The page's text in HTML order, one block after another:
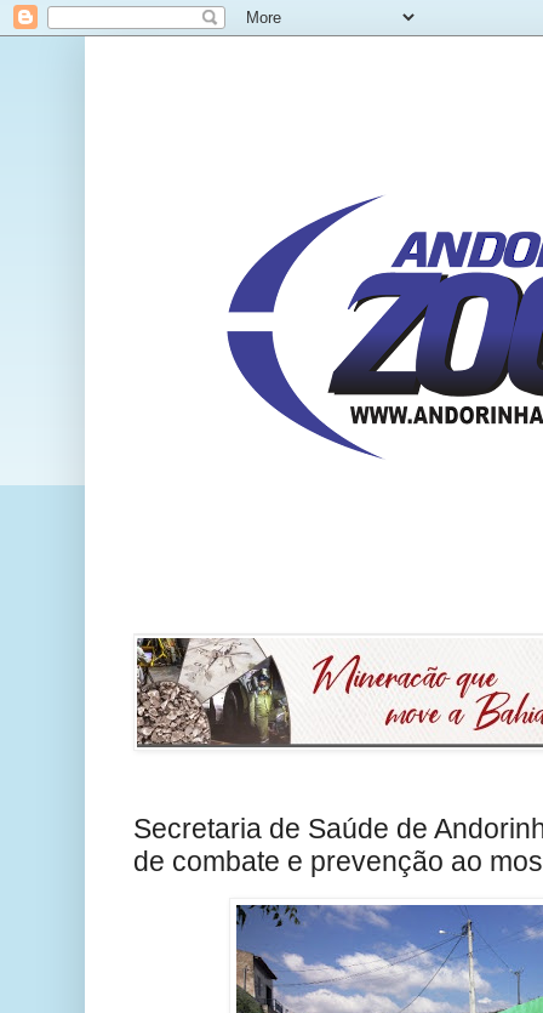
Secretaria de Saúde de